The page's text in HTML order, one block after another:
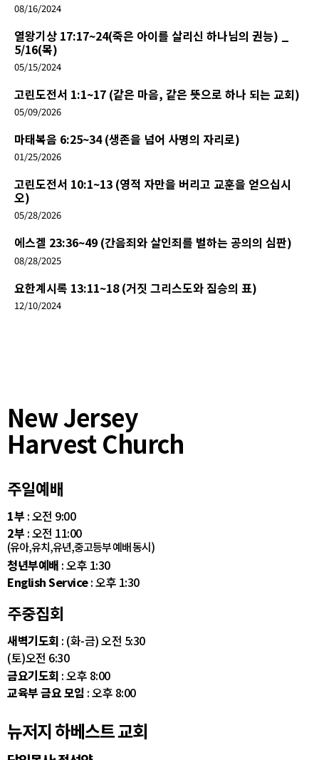
08/16/2024
열왕기상 17:17~24(죽은 아이를 살리신 하나님의 권능) _
5/16(목)
05/15/2024
고린도전서 1:1~17 (같은 마음, 같은 뜻으로 하나 되는 교회)
05/09/2026
마태복음 6:25~34 (생존을 넘어 사명의 자리로)
01/25/2026
고린도전서 10:1~13 (영적 자만을 버리고 교훈을 얻으십시
오)
05/28/2026
에스겔 23:36~49 (간음죄와 살인죄를 벌하는 공의의 심판)
08/28/2025
요한계시록 13:11~18 (거짓 그리스도와 짐승의 표)
12/10/2024
New Jersey
Harvest Church
주일예배
1부 : 오전 9:00
2부 : 오전 11:00
(유아,유치,유년,중고등부 예배 동시)
청년부예배 : 오후 1:30
English Service: 오후 1:30
주중집회
새벽기도회 : (화-금) 오전 5:30
(토)오전 6:30
금요기도회 : 오후 8:00
교육부 금요 모임 : 오후 8:00
뉴저지 하베스트 교회